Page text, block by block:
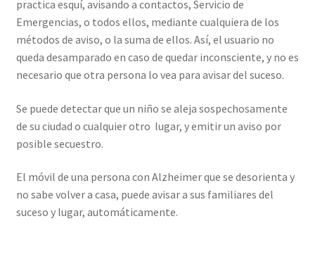
practica esquí, avisando a contactos, Servicio de
Emergencias, o todos ellos, mediante cualquiera de los
métodos de aviso, o la suma de ellos. Así, el usuario no
queda desamparado en caso de quedar inconsciente, y no es
necesario que otra persona lo vea para avisar del suceso.
Se puede detectar que un niño se aleja sospechosamente
de su ciudad o cualquier otro lugar, y emitir un aviso por
posible secuestro.
El móvil de una persona con Alzheimer que se desorienta y
no sabe volver a casa, puede avisar a sus familiares del
suceso y lugar, automáticamente.